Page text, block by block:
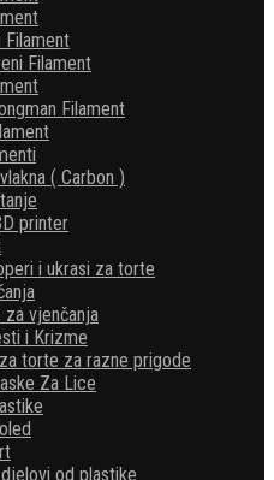
Filament
Filament
Filament
( Carbon )
printer
i ukrasi za torte
vjenčanja
i Krizme
torte za razne prigode
Za Lice
od plastike